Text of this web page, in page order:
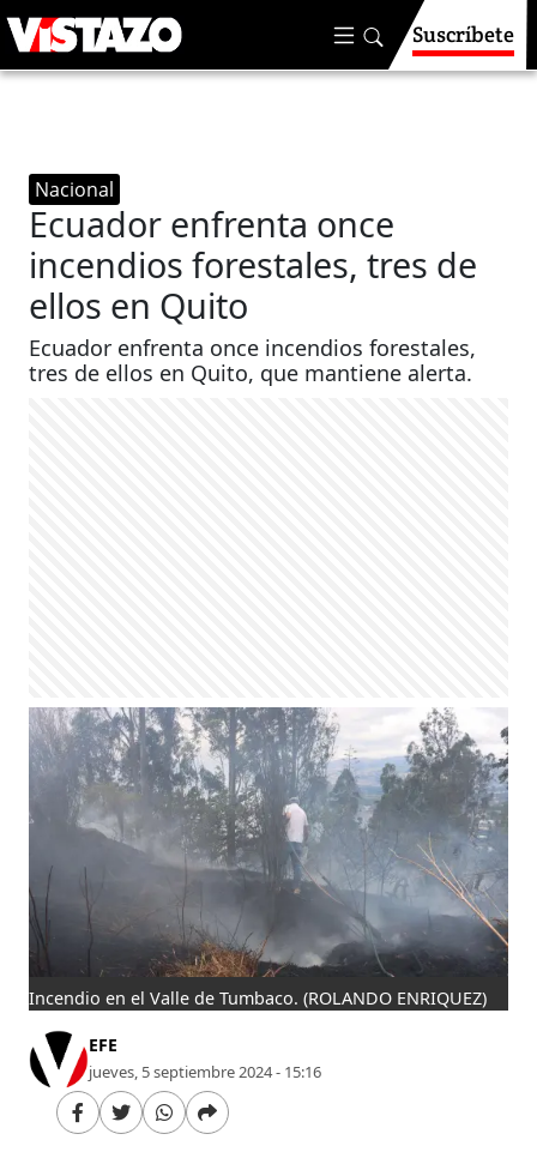
Suscríbete
Nacional
Ecuador enfrenta once
incendios forestales, tres de
ellos en Quito
Ecuador enfrenta once incendios forestales,
tres de ellos en Quito, que mantiene alerta.
Incendio en el Valle de Tumbaco.(ROLANDO ENRIQUEZ)
EFE
jueves, 5 septiembre 2024 - 15:16